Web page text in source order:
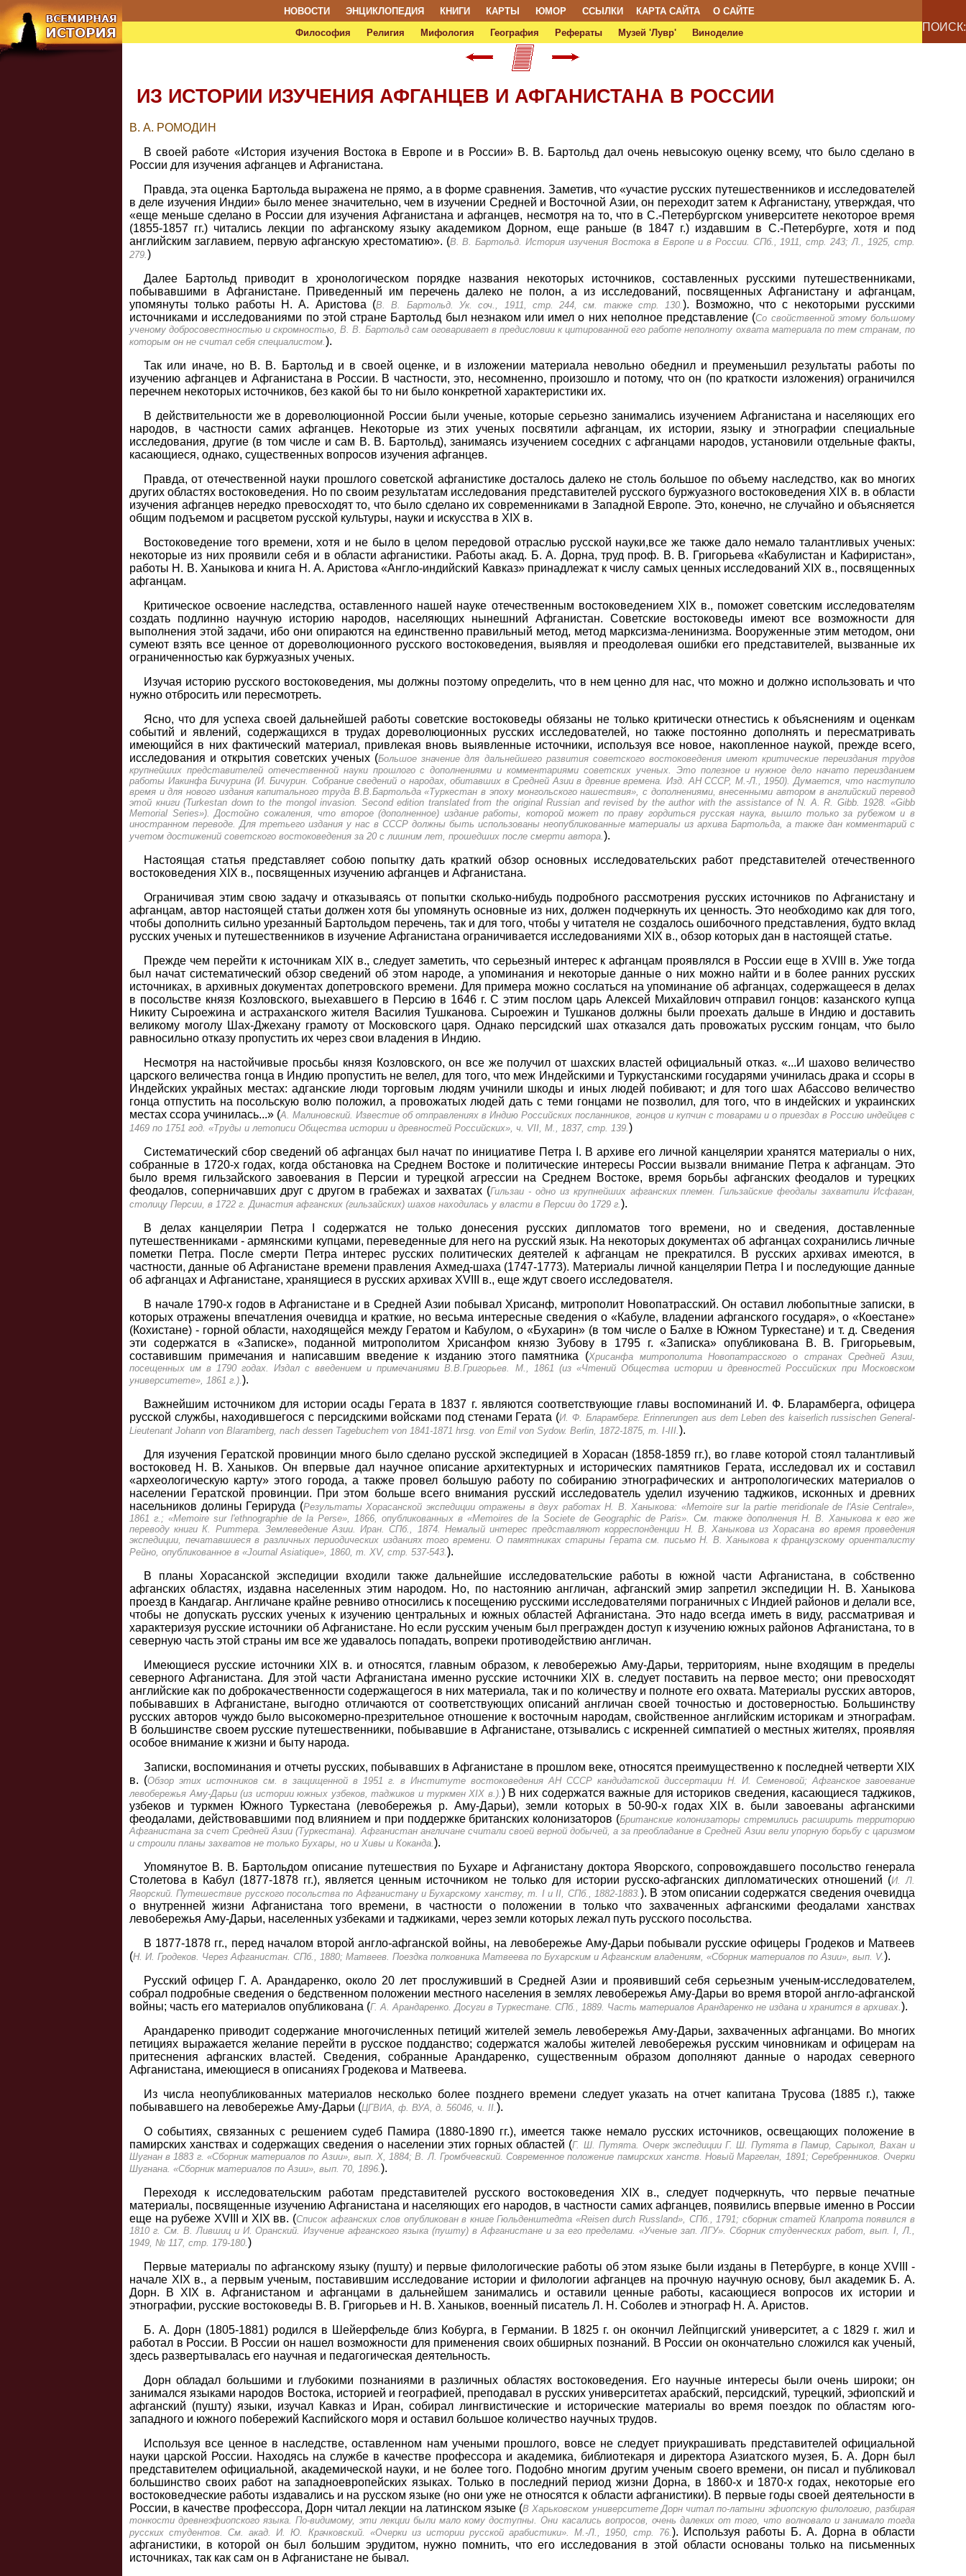
НОВОСТИ ЭНЦИКЛОПЕДИЯ КНИГИ КАРТЫ ЮМОР ССЫЛКИ КАРТА САЙТА
О САЙТЕ
Философия
Религия Мифология География Рефераты Музей 'Лувр' Виноделие ПОИСК:
ИЗ ИСТОРИИ ИЗУЧЕНИЯ АФГАНЦЕВ И АФГАНИСТАНА В РОССИИ
В. А. РОМОДИН
В своей работе «История изучения Востока в Европе и в России» В. В. Бартольд дал очень невысокую оценку всему, что было сделано в
России для изучения афганцев и Афганистана.
Правда, эта оценка Бартольда выражена не прямо, а в форме сравнения. Заметив, что «участие русских путешественников и исследователей
в деле изучения Индии» было менее значительно, чем в изучении Средней и Восточной Азии, он переходит затем к Афганистану, утверждая, что
«еще меньше сделано в России для изучения Афганистана и афганцев, несмотря на то, что в С.-Петербургском университете некоторое время
(1855-1857 гг.) читались лекции по афганскому языку академиком Дорном, еще раньше (в 1847 г.) издавшим в С.-Петербурге, хотя и под
английским заглавием, первую афганскую хрестоматию». (В. В. Бартольд. История изучения Востока в Европе и в России. СПб., 1911, стр. 243; Л., 1925, стр.
279. )
Далее Бартольд приводит в хронологическом порядке названия некоторых источников, составленных русскими путешественниками,
побывавшими в Афганистане. Приведенный им перечень далеко не полон, а из исследований, посвященных Афганистану и афганцам,
упомянуты только работы Н. А. Аристова (В. В. Бартольд. Ук. соч., 1911, стр. 244, см. также стр. 130. ). Возможно, что с некоторыми русскими
источниками и исследованиями по этой стране Бартольд был незнаком или имел о них неполное представление (Со свойственной этому большому
ученому добросовестностью и скромностью, В. В. Бартольд сам оговаривает в предисловии к цитированной его работе неполноту охвата материала по тем странам, по
которым он не считал себя специалистом. ).
Так или иначе, но В. В. Бартольд и в своей оценке, и в изложении материала невольно обеднил и преуменьшил результаты работы по
изучению афганцев и Афганистана в России. В частности, это, несомненно, произошло и потому, что он (по краткости изложения) ограничился
перечнем некоторых источников, без какой бы то ни было конкретной характеристики их.
В действительности же в дореволюционной России были ученые, которые серьезно занимались изучением Афганистана и населяющих его
народов, в частности самих афганцев. Некоторые из этих ученых посвятили афганцам, их истории, языку и этнографии специальные
исследования, другие (в том числе и сам В. В. Бартольд), занимаясь изучением соседних с афганцами народов, установили отдельные факты,
касающиеся, однако, существенных вопросов изучения афганцев.
Правда, от отечественной науки прошлого советской афганистике досталось далеко не столь большое по объему наследство, как во многих
других областях востоковедения. Но по своим результатам исследования представителей русского буржуазного востоковедения XIX в. в области
изучения афганцев нередко превосходят то, что было сделано их современниками в Западной Европе. Это, конечно, не случайно и объясняется
общим подъемом и расцветом русской культуры, науки и искусства в XIX в.
Востоковедение того времени, хотя и не было в целом передовой отраслью русской науки,все же также дало немало талантливых ученых:
некоторые из них проявили себя и в области афганистики. Работы акад. Б. А. Дорна, труд проф. В. В. Григорьева «Кабулистан и Кафиристан»,
работы Н. В. Ханыкова и книга Н. А. Аристова «Англо-индийский Кавказ» принадлежат к числу самых ценных исследований XIX в., посвященных
афганцам.
Критическое освоение наследства, оставленного нашей науке отечественным востоковедением XIX в., поможет советским исследователям
создать подлинно научную историю народов, населяющих нынешний Афганистан. Советские востоковеды имеют все возможности для
выполнения этой задачи, ибо они опираются на единственно правильный метод, метод марксизма-ленинизма. Вооруженные этим методом, они
сумеют взять все ценное от дореволюционного русского востоковедения, выявляя и преодолевая ошибки его представителей, вызванные их
ограниченностью как буржуазных ученых.
Изучая историю русского востоковедения, мы должны поэтому определить, что в нем ценно для нас, что можно и должно использовать и что
нужно отбросить или пересмотреть.
Ясно, что для успеха своей дальнейшей работы советские востоковеды обязаны не только критически отнестись к объяснениям и оценкам
событий и явлений, содержащихся в трудах дореволюционных русских исследователей, но также постоянно дополнять и пересматривать
имеющийся в них фактический материал, привлекая вновь выявленные источники, используя все новое, накопленное наукой, прежде всего,
исследования и открытия советских ученых (Большое значение для дальнейшего развития советского востоковедения имеют критические переиздания трудов
крупнейших представителей отечественной науки прошлого с дополнениями и комментариями советских ученых. Это полезное и нужное дело начато переизданием
работы Иакинфа Бичурина (И. Бичурин. Собрание сведений о народах, обитавших в Средней Азии в древние времена. Изд. АН СССР, М.-Л., 1950). Думается, что наступило
время и для нового издания капитального труда В.В.Бартольда «Туркестан в эпоху монгольского нашествия», с дополнениями, внесенными автором в английский перевод
этой книги (Turkestan down to the mongol invasion. Second edition translated from the original Russian and revised by the author with the assistance of N. A. R. Gibb. 1928. «Gibb
Memorial Series»). Достойно сожаления, что второе (дополненное) издание работы, которой может по праву гордиться русская наука, вышло только за рубежом и в
иностранном переводе. Для третьего издания у нас в СССР должны быть использованы неопубликованные материалы из архива Бартольда, а также дан комментарий с
учетом достижений советского востоковедения за 20 с лишним лет, прошедших после смерти автора. ).
Настоящая статья представляет собою попытку дать краткий обзор основных исследовательских работ представителей отечественного
востоковедения XIX в., посвященных изучению афганцев и Афганистана.
Ограничивая этим свою задачу и отказываясь от попытки сколько-нибудь подробного рассмотрения русских источников по Афганистану и
афганцам, автор настоящей статьи должен хотя бы упомянуть основные из них, должен подчеркнуть их ценность. Это необходимо как для того,
чтобы дополнить сильно урезанный Бартольдом перечень, так и для того, чтобы у читателя не создалось ошибочного представления, будто вклад
русских ученых и путешественников в изучение Афганистана ограничивается исследованиями XIX в., обзор которых дан в настоящей статье.
Прежде чем перейти к источникам XIX в., следует заметить, что серьезный интерес к афганцам проявлялся в России еще в XVIII в. Уже тогда
был начат систематический обзор сведений об этом народе, а упоминания и некоторые данные о них можно найти и в более ранних русских
источниках, в архивных документах допетровского времени. Для примера можно сослаться на упоминание об афганцах, содержащееся в делах
в посольстве князя Козловского, выехавшего в Персию в 1646 г. С этим послом царь Алексей Михайлович отправил гонцов: казанского купца
Никиту Сыроежина и астраханского жителя Василия Тушканова. Сыроежин и Тушканов должны были проехать дальше в Индию и доставить
великому моголу Шах-Джехану грамоту от Московского царя. Однако персидский шах отказался дать провожатых русским гонцам, что было
равносильно отказу пропустить их через свои владения в Индию.
Несмотря на настойчивые просьбы князя Козловского, он все же получил от шахских властей официальный отказ. «...И шахово величество
царского величества гонца в Индию пропустить не велел, для того, что меж Индейскими и Туркустанскими государями учинилась драка и ссоры в
Индейских украйных местах: адганские люди торговым людям учинили шкоды и иных людей побивают; и для того шах Абассово величество
гонца отпустить на посольскую волю положил, а провожатых людей дать с теми гонцами не позволил, для того, что в индейских и украинских
местах ссора учинилась...» (А. Малиновский. Известие об отправлениях в Индию Российских посланников, гонцов и купчин с товарами и о приездах в Россию индейцев с
1469 по 1751 год. «Труды и летописи Общества истории и древностей Российских», ч. VII, М., 1837, стр. 139. )
Систематический сбор сведений об афганцах был начат по инициативе Петра I. В архиве его личной канцелярии хранятся материалы о них,
собранные в 1720-х годах, когда обстановка на Среднем Востоке и политические интересы России вызвали внимание Петра к афганцам. Это
было время гильзайского завоевания в Персии и турецкой агрессии на Среднем Востоке, время борьбы афганских феодалов и турецких
феодалов, соперничавших друг с другом в грабежах и захватах (Гильзаи - одно из крупнейших афганских племен. Гильзайские феодалы захватили Исфаган,
столицу Персии, в 1722 г. Династия афганских (гильзайских) шахов находилась у власти в Персии до 1729 г. ).
В делах канцелярии Петра I содержатся не только донесения русских дипломатов того времени, но и сведения, доставленные
путешественниками - армянскими купцами, переведенные для него на русский язык. На некоторых документах об афганцах сохранились личные
пометки Петра. После смерти Петра интерес русских политических деятелей к афганцам не прекратился. В русских архивах имеются, в
частности, данные об Афганистане времени правления Ахмед-шаха (1747-1773). Материалы личной канцелярии Петра I и последующие данные
об афганцах и Афганистане, хранящиеся в русских архивах XVIII в., еще ждут своего исследователя.
В начале 1790-х годов в Афганистане и в Средней Азии побывал Хрисанф, митрополит Новопатрасский. Он оставил любопытные записки, в
которых отражены впечатления очевидца и краткие, но весьма интересные сведения о «Кабуле, владении афганского государя», о «Коестане»
(Кохистане) - горной области, находящейся между Гератом и Кабулом, о «Бухарин» (в том числе о Балхе в Южном Туркестане) и т. д. Сведения
эти содержатся в «Записке», поданной митрополитом Хрисанфом князю Зубову в 1795 г. «Записка» опубликована В. В. Григорьевым,
составившим примечания и написавшим введение к изданию этого памятника (Хрисанфа митрополита Новопатрасского о странах Средней Азии,
посещенных им в 1790 годах. Издал с введением и примечаниями В.В.Григорьев. М., 1861 (из «Чтений Общества истории и древностей Российских при Московском
университете», 1861 г.). ).
Важнейшим источником для истории осады Герата в 1837 г. являются соответствующие главы воспоминаний И. Ф. Бларамберга, офицера
русской службы, находившегося с персидскими войсками под стенами Герата (И. Ф. Бларамберг. Erinnerungen aus dem Leben des kaiserlich russischen General-
Lieutenant Johann von Blaramberg, nach dessen Tagebuchem von 1841-1871 hrsg. von Emil von Sydow. Berlin, 1872-1875, т. I-III. ).
Для изучения Гератской провинции много было сделано русской экспедицией в Хорасан (1858-1859 гг.), во главе которой стоял талантливый
востоковед Н. В. Ханыков. Он впервые дал научное описание архитектурных и исторических памятников Герата, исследовал их и составил
«археологическую карту» этого города, а также провел большую работу по собиранию этнографических и антропологических материалов о
населении Гератской провинции. При этом больше всего внимания русский исследователь уделил изучению таджиков, исконных и древних
насельников долины Герируда (Результаты Хорасанской экспедиции отражены в двух работах Н. В. Ханыкова: «Memoire sur la partie meridionale de l'Asie Centrale»,
1861 г.; «Memoire sur l'ethnographie de la Perse», 1866, опубликованных в «Memoires de la Societe de Geographic de Paris». См. также дополнения Н. В. Ханыкова к его же
переводу книги К. Риттера. Землеведение Азии. Иран. СПб., 1874. Немалый интерес представляют корреспонденции Н. В. Ханыкова из Хорасана во время проведения
экспедиции, печатавшиеся в различных периодических изданиях того времени. О памятниках старины Герата см. письмо Н. В. Ханыкова к французскому ориенталисту
Рейно, опубликованное в «Journal Asiatique», 1860, т. XV, стр. 537-543. ).
В планы Хорасанской экспедиции входили также дальнейшие исследовательские работы в южной части Афганистана, в собственно
афганских областях, издавна населенных этим народом. Но, по настоянию англичан, афганский эмир запретил экспедиции Н. В. Ханыкова
проезд в Кандагар. Англичане крайне ревниво относились к посещению русскими исследователями пограничных с Индией районов и делали все,
чтобы не допускать русских ученых к изучению центральных и южных областей Афганистана. Это надо всегда иметь в виду, рассматривая и
характеризуя русские источники об Афганистане. Но если русским ученым был прегражден доступ к изучению южных районов Афганистана, то в
северную часть этой страны им все же удавалось попадать, вопреки противодействию англичан.
Имеющиеся русские источники XIX в. и относятся, главным образом, к левобережью Аму-Дарьи, территориям, ныне входящим в пределы
северного Афганистана. Для этой части Афганистана именно русские источники XIX в. следует поставить на первое место; они превосходят
английские как по доброкачественности содержащегося в них материала, так и по количеству и полноте его охвата. Материалы русских авторов,
побывавших в Афганистане, выгодно отличаются от соответствующих описаний англичан своей точностью и достоверностью. Большинству
русских авторов чуждо было высокомерно-презрительное отношение к восточным народам, свойственное английским историкам и этнографам.
В большинстве своем русские путешественники, побывавшие в Афганистане, отзывались с искренней симпатией о местных жителях, проявляя
особое внимание к жизни и быту народа.
Записки, воспоминания и отчеты русских, побывавших в Афганистане в прошлом веке, относятся преимущественно к последней четверти XIX
в. (Обзор этих источников см. в защищенной в 1951 г. в Институте востоковедения АН СССР кандидатской диссертации Н. И. Семеновой; Афганское завоевание
левобережья Аму-Дарьи (из истории южных узбеков, таджиков и туркмен XIX в.). ) В них содержатся важные для историков сведения, касающиеся таджиков,
узбеков и туркмен Южного Туркестана (левобережья р. Аму-Дарьи), земли которых в 50-90-х годах XIX в. были завоеваны афганскими
феодалами, действовавшими под влиянием и при поддержке британских колонизаторов (Британские колонизаторы стремились расширить территорию
Афганистана за счет Средней Азии (Туркестана). Афганистан англичане считали своей верной добычей, а за преобладание в Средней Азии вели упорную борьбу с царизмом
и строили планы захватов не только Бухары, но и Хивы и Коканда. ).
Упомянутое В. В. Бартольдом описание путешествия по Бухаре и Афганистану доктора Яворского, сопровождавшего посольство генерала
Столетова в Кабул (1877-1878 гг.), является ценным источником не только для истории русско-афганских дипломатических отношений (И. Л.
Яворский. Путешествие русского посольства по Афганистану и Бухарскому ханству, т. I и II, СПб., 1882-1883. ). В этом описании содержатся сведения очевидца
о внутренней жизни Афганистана того времени, в частности о положении в только что захваченных афганскими феодалами ханствах
левобережья Аму-Дарьи, населенных узбеками и таджиками, через земли которых лежал путь русского посольства.
В 1877-1878 гг., перед началом второй англо-афганской войны, на левобережье Аму-Дарьи побывали русские офицеры Гродеков и Матвеев
(Н. И. Гродеков. Через Афганистан. СПб., 1880; Матвеев. Поездка полковника Матвеева по Бухарским и Афганским владениям, «Сборник материалов по Азии», вып. V.).
Русский офицер Г. А. Арандаренко, около 20 лет прослуживший в Средней Азии и проявивший себя серьезным ученым-исследователем,
собрал подробные сведения о бедственном положении местного населения в землях левобережья Аму-Дарьи во время второй англо-афганской
войны; часть его материалов опубликована (Г. А. Арандаренко. Досуги в Туркестане. СПб., 1889. Часть материалов Арандаренко не издана и хранится в архивах. ).
Арандаренко приводит содержание многочисленных петиций жителей земель левобережья Аму-Дарьи, захваченных афганцами. Во многих
петициях выражается желание перейти в русское подданство; содержатся жалобы жителей левобережья русским чиновникам и офицерам на
притеснения афганских властей. Сведения, собранные Арандаренко, существенным образом дополняют данные о народах северного
Афганистана, имеющиеся в описаниях Гродекова и Матвеева.
Из числа неопубликованных материалов несколько более позднего времени следует указать на отчет капитана Трусова (1885 г.), также
побывавшего на левобережье Аму-Дарьи (ЦГВИА, ф. ВУА, д. 56046, ч. II. ).
О событиях, связанных с решением судеб Памира (1880-1890 гг.), имеется также немало русских источников, освещающих положение в
памирских ханствах и содержащих сведения о населении этих горных областей (Г. Ш. Путята. Очерк экспедиции Г. Ш. Путята в Памир, Сарыкол, Вахан и
Шугнан в 1883 г. «Сборник материалов по Азии», вып. X, 1884; В. Л. Громбчевский. Современное положение памирских ханств. Новый Маргелан, 1891; Серебренников. Очерки
Шугнана. «Сборник материалов по Азии», вып. 70, 1896. ).
Переходя к исследовательским работам представителей русского востоковедения XIX в., следует подчеркнуть, что первые печатные
материалы, посвященные изучению Афганистана и населяющих его народов, в частности самих афганцев, появились впервые именно в России
еще на рубеже XVIII и XIX вв. (Список афганских слов опубликован в книге Гюльденштедта «Reisen durch Russland», СПб., 1791; сборник статей Клапрота появился в
1810 г. См. В. Лившиц и И. Оранский. Изучение афганского языка (пушту) в Афганистане и за его пределами. «Ученые зап. ЛГУ». Сборник студенческих работ, вып. I, Л.,
1949, № 117, стр. 179-180. )
Первые материалы по афганскому языку (пушту) и первые филологические работы об этом языке были изданы в Петербурге, в конце XVIII -
начале XIX в., а первым ученым, поставившим исследование истории и филологии афганцев на прочную научную основу, был академик Б. А.
Дорн. В XIX в. Афганистаном и афганцами в дальнейшем занимались и оставили ценные работы, касающиеся вопросов их истории и
этнографии, русские востоковеды В. В. Григорьев и Н. В. Ханыков, военный писатель Л. Н. Соболев и этнограф Н. А. Аристов.
Б. А. Дорн (1805-1881) родился в Шейерфельде близ Кобурга, в Германии. В 1825 г. он окончил Лейпцигский университет, а с 1829 г. жил и
работал в России. В России он нашел возможности для применения своих обширных познаний. В России он окончательно сложился как ученый,
здесь развертывалась его научная и педагогическая деятельность.
Дорн обладал большими и глубокими познаниями в различных областях востоковедения. Его научные интересы были очень широки; он
занимался языками народов Востока, историей и географией, преподавал в русских университетах арабский, персидский, турецкий, эфиопский и
афганский (пушту) языки, изучал Кавказ и Иран, собирал лингвистические и исторические материалы во время поездок по областям юго-
западного и южного побережий Каспийского моря и оставил большое количество научных трудов.
Используя все ценное в наследстве, оставленном нам учеными прошлого, вовсе не следует приукрашивать представителей официальной
науки царской России. Находясь на службе в качестве профессора и академика, библиотекаря и директора Азиатского музея, Б. А. Дорн был
представителем официальной, академической науки, и не более того. Подобно многим другим ученым своего времени, он писал и публиковал
большинство своих работ на западноевропейских языках. Только в последний период жизни Дорна, в 1860-х и 1870-х годах, некоторые его
востоковедческие работы издавались и на русском языке (но они уже не относятся к области афганистики). В первые годы своей деятельности в
России, в качестве профессора, Дорн читал лекции на латинском языке (В Харьковском университете Дорн читал по-латыни эфиопскую филологию, разбирая
тонкости древнеэфиопского языка. По-видимому, эти лекции были мало кому доступны. Они касались вопросов, очень далеких от того, что волновало и занимало тогда
русских студентов. См. акад. И. Ю. Крачковский. «Очерки из истории русской арабистики». М.-Л., 1950, стр. 76. ). Используя работы Б. А. Дорна в области
афганистики, в которой он был большим эрудитом, нужно помнить, что его исследования в этой области основаны только на письменных
источниках, так как сам он в Афганистане не бывал.